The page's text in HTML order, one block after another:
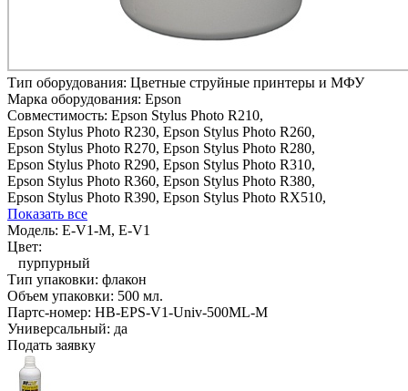
Тип оборудования: Цветные струйные принтеры и МФУ
Марка оборудования: Epson
Совместимость: Epson Stylus Photo R210,
Epson Stylus Photo R230, Epson Stylus Photo R260,
Epson Stylus Photo R270, Epson Stylus Photo R280,
Epson Stylus Photo R290, Epson Stylus Photo R310,
Epson Stylus Photo R360, Epson Stylus Photo R380,
Epson Stylus Photo R390, Epson Stylus Photo RX510,
Показать все
Модель: E-V1-M, E-V1
Цвет:
пурпурный
Тип упаковки: флакон
Объем упаковки: 500 мл.
Партс-номер: HB-EPS-V1-Univ-500ML-M
Универсальный: да
Подать заявку